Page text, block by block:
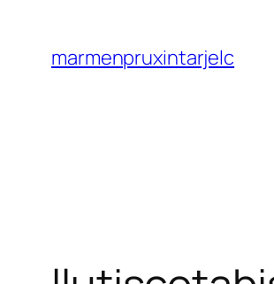
contenido
marmenpruxintarjelc